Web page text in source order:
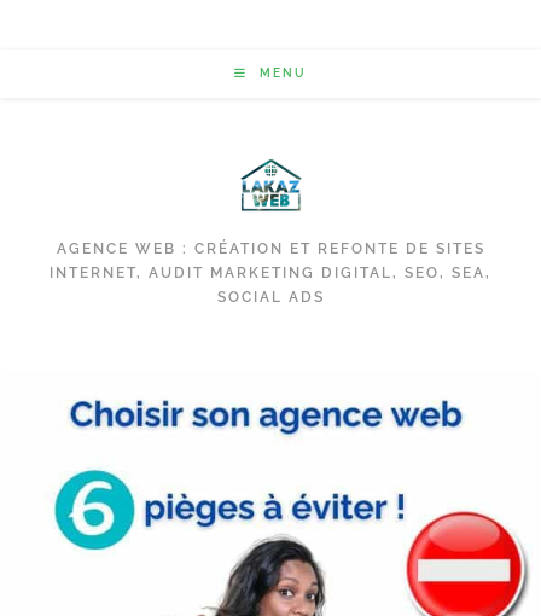
MENU
AGENCE WEB : CRÉATION ET REFONTE DE SITES
INTERNET, AUDIT MARKETING DIGITAL, SEO, SEA,
SOCIAL ADS